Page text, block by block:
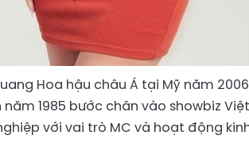
Hoa hậu châu Á tại Mỹ năm
1985 bước chân vào showbiz
với vai trò MC và hoạt động